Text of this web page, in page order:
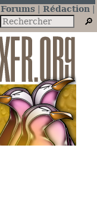
Forums
Rédaction